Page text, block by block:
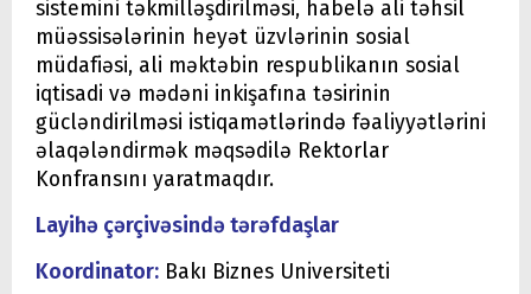
sistemini təkmilləşdirilməsi, habelə ali təhsil
müəssisələrinin heyət üzvlərinin sosial
müdafiəsi, ali məktəbin respublikanın sosial
iqtisadi və mədəni inkişafına təsirinin
gücləndirilməsi istiqamətlərində fəaliyyətlərini
əlaqələndirmək məqsədilə Rektorlar
Konfransını yaratmaqdır.
Layihə çərçivəsində tərəfdaşlar
Koordinator: Bakı Biznes Universiteti